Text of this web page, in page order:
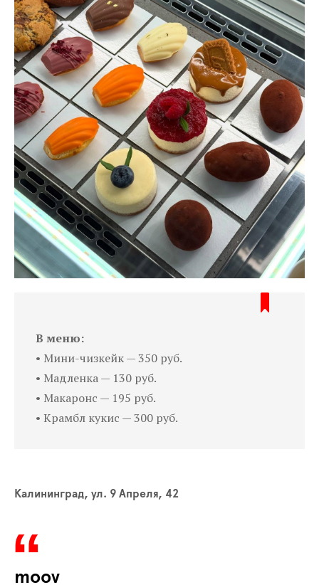
В меню:
• Мини-чизкейк — 350 руб.
• Мадленка — 130 руб.
• Макаронс — 195 руб.
• Крамбл кукис — 300 руб.
Калининград, ул. 9 Апреля, 42
moov